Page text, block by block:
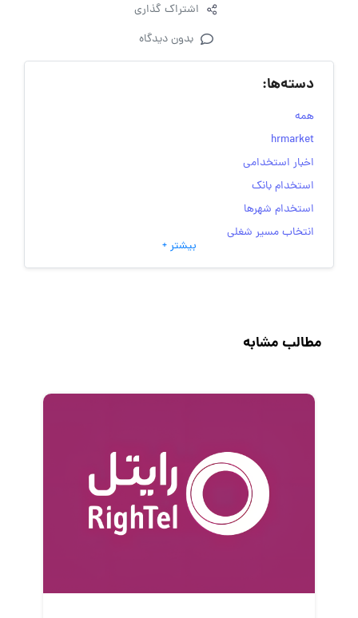
اشتراک گذاری
بدون دیدگاه
دسته‌ها:
همه
hrmarket
اخبار استخدامی
استخدام بانک
استخدام شهرها
انتخاب مسیر شغلی
به‌روزرسانی‌های سایت (کارجویی)
رزومه
فریلنسر
گزارش‌های آماری
مصاحبه شغلی
معرفی شرکت ها
معرفی متخصصان منابع انسانی
بیشتر +
مطالب مشابه